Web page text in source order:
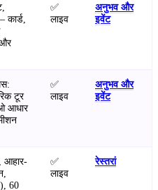
✅
लाइव
अनुभव और
इवेंट
टूर
आधार
✅
लाइव
अनुभव और
इवेंट
आहार-
60
✅
लाइव
रेस्तरां